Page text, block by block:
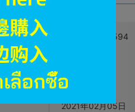
4580642971594
グッズ
2021年02月05日